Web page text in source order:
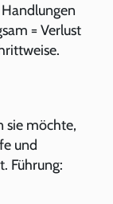
= Verlust
sie möchte,
und
Führung: